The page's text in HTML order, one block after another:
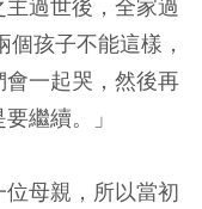
主過世後，全家過
孩子不能這樣，
一起哭，然後再
繼續。」
位母親，所以當初